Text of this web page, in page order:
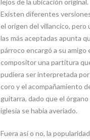
Existen diferentes
el origen del villancico, pero
las más aceptadas apunta
párroco encargó a su amigo
compositor una partitura
pudiera ser interpretada
coro y el acompañamiento
guitarra, dado que el órgano
iglesia se había averiado.
Fuera así o no, la